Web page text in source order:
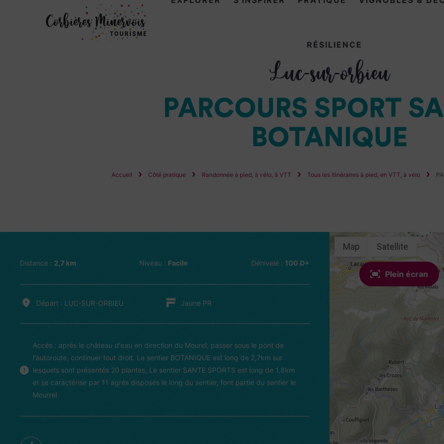
RÉSILIENCE
Luc-sur-orbieu
PARCOURS SPORT
BOTANIQUE
Accueil Côté pratique Randonnée à pied, à vélo, à VTT Tous les itinéraires à pied, en VTT, à vélo
Distance : 2,7 km Niveau : Facile Dénivelé : 100 D+
Départ : LUC-SUR-ORBIEU Jaune PR
Accès : après le château d'eau en direction du Mourel, passer sous le pont de
l'autoroute, continuer tout droit. Le sentier BOTANIQUE est long de 2,7km sur
lesquels sont présentés 20 plantes, Le sentier SANTE SPORTS est long de 1,8km
et se caractérise par 11 agrés disposés le long du sentier, font partie du sentier le
Mourrel
Plein écran
Map Satellite